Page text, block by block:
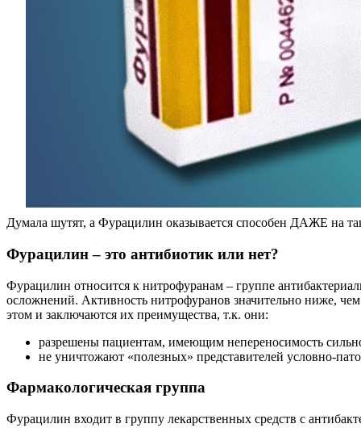
Думала шутят, а Фурацилин оказывается способен ДАЖЕ на
Фурацилин – это антибиотик или нет?
Фурацилин относится к нитрофуранам – группе
осложнений. Активность нитрофуранов значительно ниже,
этом и заключаются их преимущества, т.к. они:
разрешены пациентам, имеющим непереносимость
не уничтожают «полезных» представителей условно-
Фармакологическая группа
Фурацилин входит в группу лекарственных средств с